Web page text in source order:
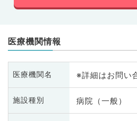
医療機関情報
医療機関名 ※詳細はお問い
施設種別 病院（一般）